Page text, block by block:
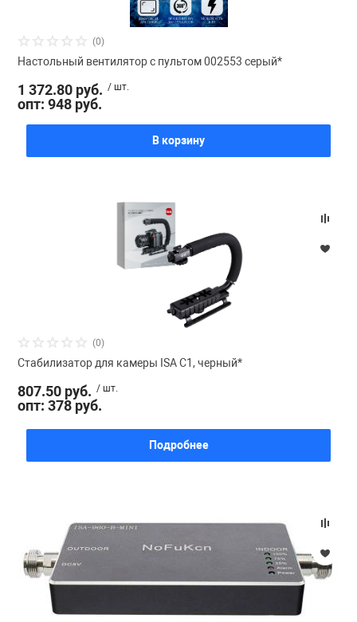
(0)
Настольный вентилятор с пультом 002553 серый*
1 372.80 руб. / шт.
опт: 948 руб.
В корзину
(0)
Стабилизатор для камеры ISA C1, черный*
807.50 руб. / шт.
опт: 378 руб.
Подробнее